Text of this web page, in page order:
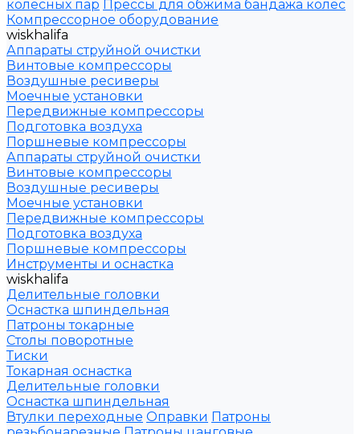
колёсных пар Прессы для обжима бандажа колёс
Компрессорное оборудование
wiskhalifa
Аппараты струйной очистки
Винтовые компрессоры
Воздушные ресиверы
Моечные установки
Передвижные компрессоры
Подготовка воздуха
Поршневые компрессоры
Аппараты струйной очистки
Винтовые компрессоры
Воздушные ресиверы
Моечные установки
Передвижные компрессоры
Подготовка воздуха
Поршневые компрессоры
Инструменты и оснастка
wiskhalifa
Делительные головки
Оснастка шпиндельная
Патроны токарные
Столы поворотные
Тиски
Токарная оснастка
Делительные головки
Оснастка шпиндельная
Втулки переходные Оправки Патроны